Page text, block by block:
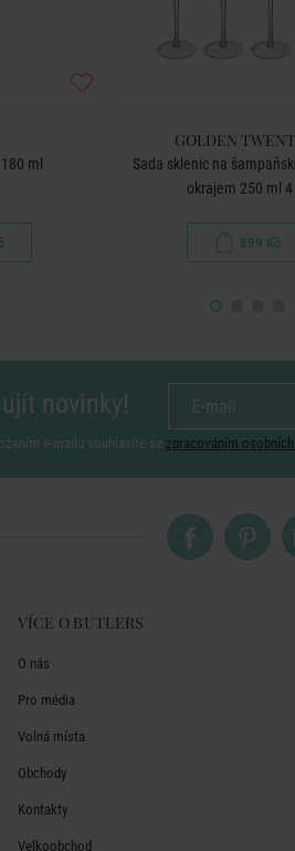
ml
GOLDEN
Sada sklenic na
okrajem 250 ml 4
899 Kč
novinky!
e-mailu souhlasíte se zpracováním osobních
VÍCE O BUTLERS
O nás
Pro média
Volná místa
Obchody
Kontakty
Velkoobchod